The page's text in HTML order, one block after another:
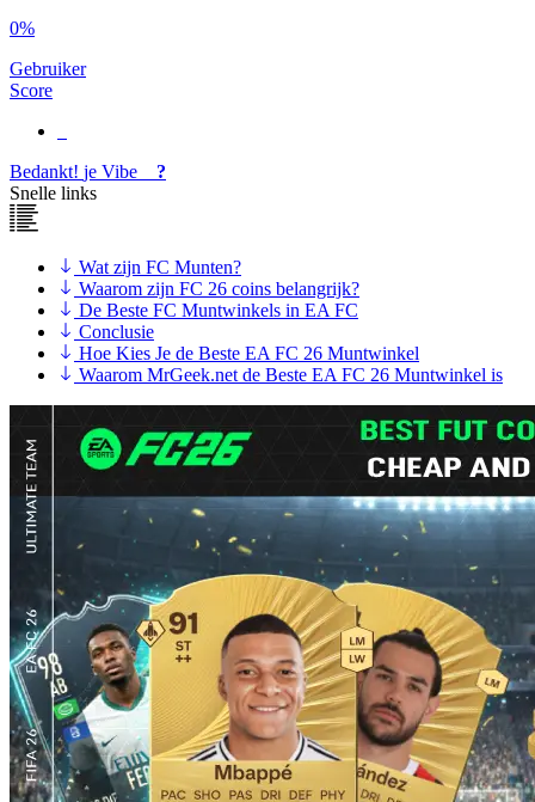
0%
Gebruiker
Score
Bedankt! je Vibe
?
Snelle links
Wat zijn FC Munten?
Waarom zijn FC 26 coins belangrijk?
De Beste FC Muntwinkels in EA FC
Conclusie
Hoe Kies Je de Beste EA FC 26 Muntwinkel
Waarom MrGeek.net de Beste EA FC 26 Muntwinkel is